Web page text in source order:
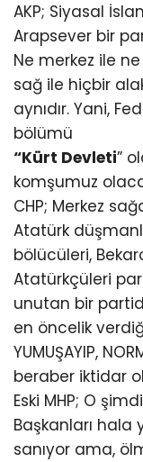
AKP; Siyasal
Arapsever bir
Ne merkez ile
sağ ile hiçbir
aynıdır. Yani,
bölümü
“Kürt Devleti”
komşumuz
CHP; Merkez
Atatürk
bölücüleri,
Atatürkçüleri
unutan bir
en öncelik verdiği
YUMUŞAYIP,
beraber iktidar
Eski MHP; O
Başkanları hala
sanıyor ama,